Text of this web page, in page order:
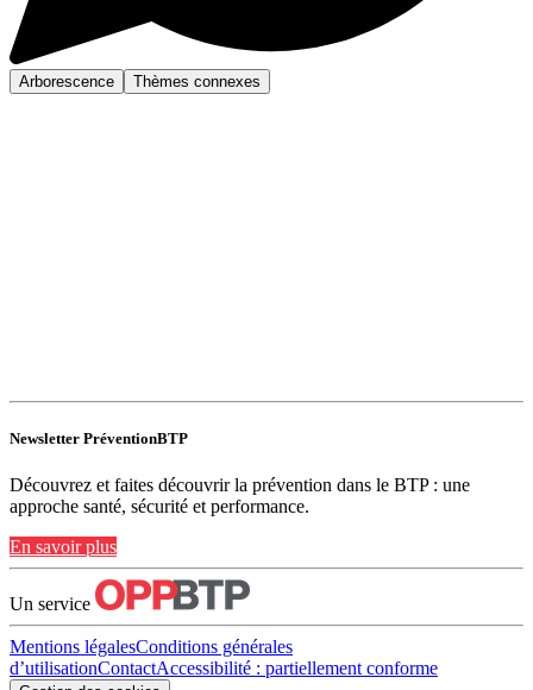
Arborescence Thèmes connexes
Newsletter PréventionBTP
Découvrez et faites découvrir la prévention dans le BTP : une
approche santé, sécurité et performance.
En savoir plus
Un service
Mentions légalesConditions générales
d’utilisationContactAccessibilité : partiellement conforme